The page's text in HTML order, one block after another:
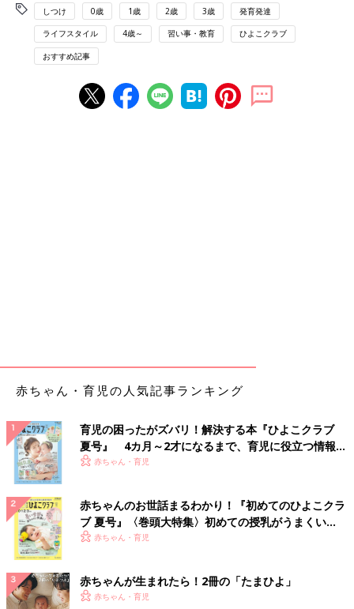
1歳代／コーナーに置くおもちゃなどは、子どもにも片づ
けられる数が目安
おもちゃや絵本などが増えてくる時期ですが、持っているものす
べてをコーナーに置くのはやめましょう。おもちゃの数が多いと
3歳代／簡単なお片づけルールを作り、登園準備にもチャ
レンジ！
色別のかごなどを複数用意して、“お人形は赤いかご”“おままごと
は青いかご”など、子どもにもわかりやすいお片づけルールをつ
くりましょう。
子ども1人で登園準備ができるように促して。
4～5歳代／就学準備の一環として、コーナーにテーブルを
置いても
床に座ったりして遊んだほうが楽しいことと、テーブルに向かっ
しつけ 0歳 1歳 2歳 3歳 発育発達
ライフスタイル 4歳～ 習い事・教育 ひよこクラブ
おすすめ記事
赤ちゃん・育児の人気記事ランキング
育児の困ったがズバリ！解決する本『ひよこクラブ
夏号』 4カ月～2才になるまで、育児に役立つ情報が
いっぱい！
赤ちゃん・育児
赤ちゃんのお世話まるわかり！『初めてのひよこクラ
ブ 夏号』〈巻頭大特集〉初めての授乳がうまくい
く！ おっぱい・ミルクの基本と夏のトラブル 解決テ
赤ちゃん・育児
赤ちゃんが生まれたら！2冊の「たまひよ」
赤ちゃん・育児